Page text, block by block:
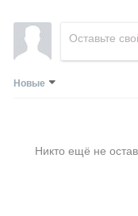
Новые
Никто ещё не